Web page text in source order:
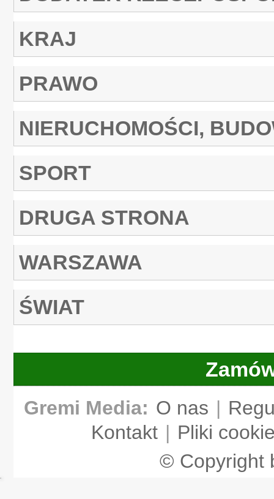
KRAJ
PRAWO
NIERUCHOMOŚCI,
SPORT
DRUGA STRONA
WARSZAWA
ŚWIAT
Gremi Media: O nas |
Kontakt | Pliki
© Copyright